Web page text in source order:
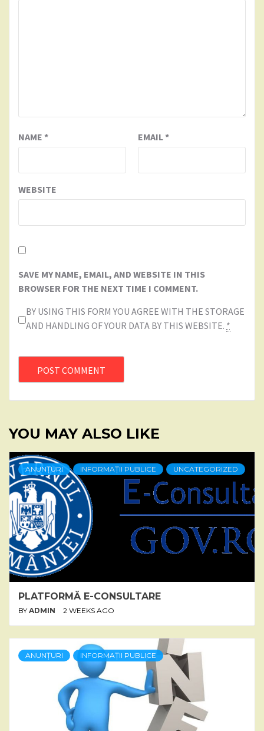
NAME * EMAIL*
WEBSITE
SAVE MY NAME, EMAIL, AND WEBSITE IN THIS
BROWSER FOR THE NEXT TIME I COMMENT.
BY USING THIS FORM YOU AGREE WITH THE STORAGE
AND HANDLING OF YOUR DATA BY THIS WEBSITE. *
YOU MAY ALSO LIKE
ANUNȚURI INFORMAȚII PUBLICE UNCATEGORIZED
PLATFORMĂ E-CONSULTARE
BY ADMIN 2 WEEKS AGO
ANUNȚURI INFORMAȚII PUBLICE